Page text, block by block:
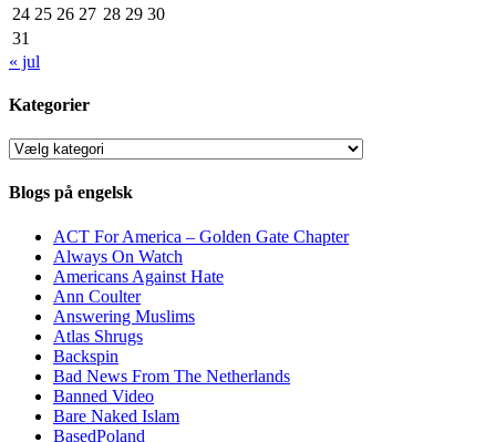
24 25 26 27 28 29 30
31
« jul
Kategorier
Kategorier
Blogs på engelsk
ACT For America – Golden Gate Chapter
Always On Watch
Americans Against Hate
Ann Coulter
Answering Muslims
Atlas Shrugs
Backspin
Bad News From The Netherlands
Banned Video
Bare Naked Islam
BasedPoland